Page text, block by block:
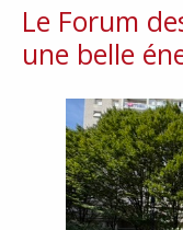
Le Forum
une belle